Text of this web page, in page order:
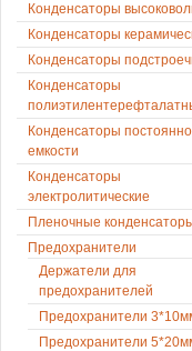
Конденсаторы
Конденсаторы
Конденсаторы
Конденсаторы
Конденсаторы
емкости
Конденсаторы
электролитические
Пленочные
Предохранители
Держатели для
предохранителей
Предохранители
Предохранители